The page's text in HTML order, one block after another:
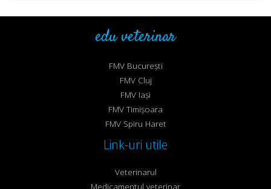
edu veterinar
FMV București
FMV Cluj
FMV Iași
FMV Timișoara
FMV Spiru Haret
Link-uri utile
Veterinarul
Medicamentul veterinar